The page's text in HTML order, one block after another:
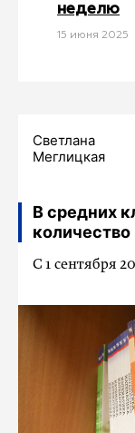
неделю
15 июня 2025
Светлана
Меглицкая
В средних
количество
С 1 сентября